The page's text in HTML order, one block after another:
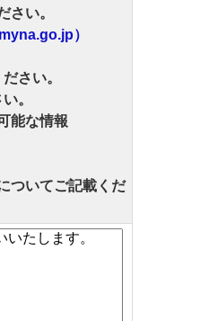
さい。
）
さい。
。
能な情報
ついてご記載くだ